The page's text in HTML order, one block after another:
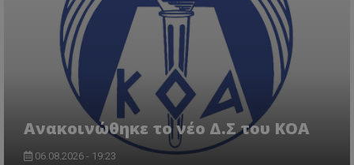
Aνακοινώθηκε το νέο Δ.Σ του ΚΟΑ
06.08.2026 - 19:23